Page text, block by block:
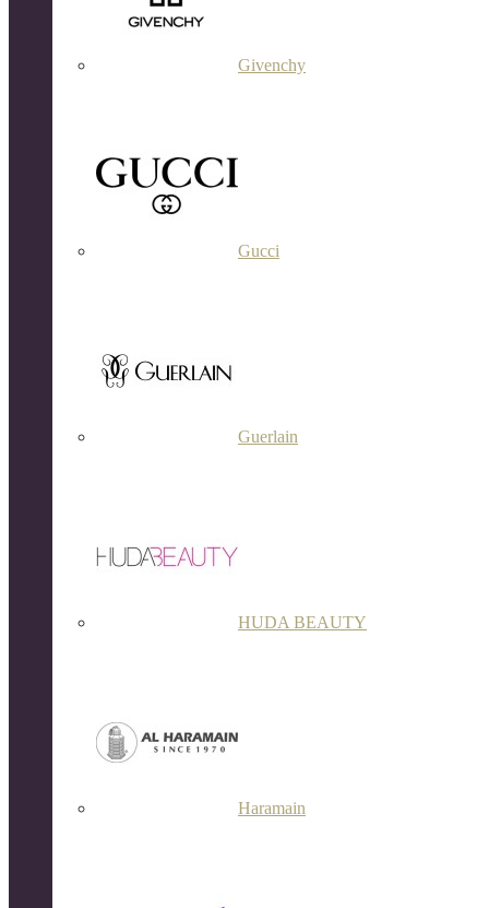
Givenchy
Gucci
Guerlain
HUDA BEAUTY
Haramain